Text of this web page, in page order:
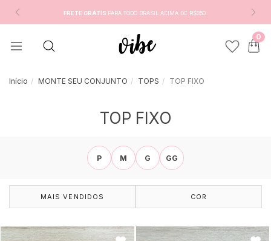
FRETE GRÁTIS PARA TODO BRASIL ACIMA DE R$350
0
Início MONTE SEU CONJUNTO TOPS TOP FIXO
TOP FIXO
P M G GG
MAIS VENDIDOS COR